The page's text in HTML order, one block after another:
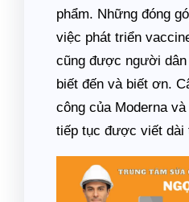
phẩm. Những đóng
việc phát triển
cũng được người
biết đến và biết ơn.
công của Moderna
tiếp tục được viết dài